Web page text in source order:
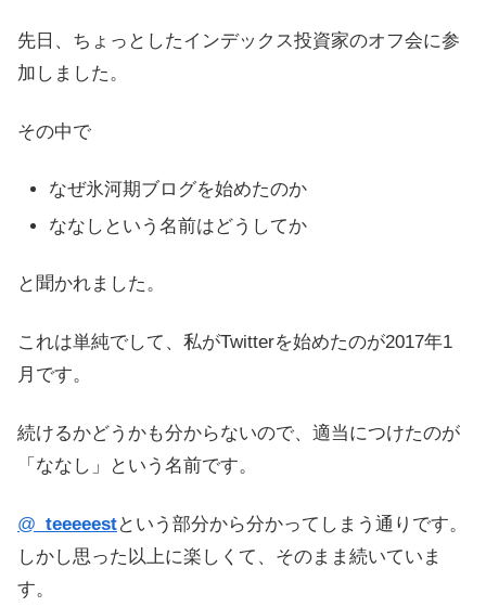
先日、ちょっとしたインデックス投資家のオフ会に参
加しました。
その中で
なぜ氷河期ブログを始めたのか
ななしという名前はどうしてか
と聞かれました。
これは単純でして、私がTwitterを始めたのが2017年1
月です。
続けるかどうかも分からないので、適当につけたのが
「ななし」という名前です。
@ _teeeeestという部分から分かってしまう通りです。
しかし思った以上に楽しくて、そのまま続いていま
す。